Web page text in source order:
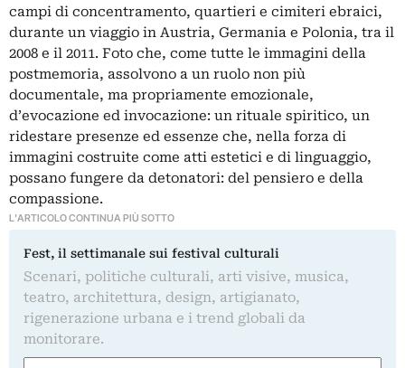
campi di concentramento, quartieri e cimiteri ebraici,
durante un viaggio in Austria, Germania e Polonia, tra il
2008 e il 2011. Foto che, come tutte le immagini della
postmemoria, assolvono a un ruolo non più
documentale, ma propriamente emozionale,
d’evocazione ed invocazione: un rituale spiritico, un
ridestare presenze ed essenze che, nella forza di
immagini costruite come atti estetici e di linguaggio,
possano fungere da detonatori: del pensiero e della
compassione.
L'ARTICOLO CONTINUA PIÙ SOTTO
Fest, il settimanale sui festival culturali
Scenari, politiche culturali, arti visive, musica,
teatro, architettura, design, artigianato,
rigenerazione urbana e i trend globali da
monitorare.